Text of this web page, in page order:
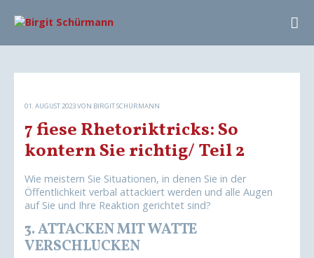
01. AUGUST 2023VON BIRGIT SCHÜRMANN
7 fiese Rhetoriktricks: So
kontern Sie richtig/ Teil 2
Wie meistern Sie Situationen, in denen Sie in der
Öffentlichkeit verbal attackiert werden und alle Augen
auf Sie und Ihre Reaktion gerichtet sind?
3. ATTACKEN MIT WATTE
VERSCHLUCKEN